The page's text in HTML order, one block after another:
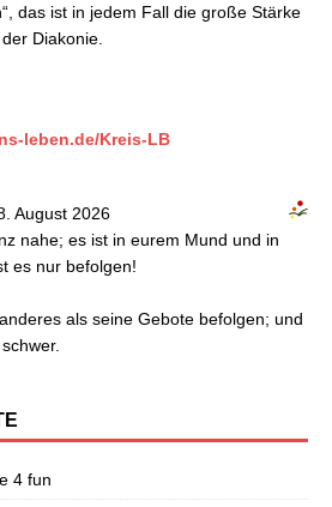
das ist in jedem Fall die große Stärke
Diakonie.
leben.de/Kreis-LB
August 2026
nahe; es ist in eurem Mund und in
es nur befolgen!
als seine Gebote befolgen; und
4 fun